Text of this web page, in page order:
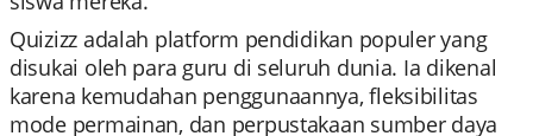
Quizizz adalah platform pendidikan populer yang
disukai oleh para guru di seluruh dunia. Ia dikenal
karena kemudahan penggunaannya, fleksibilitas
mode permainan, dan perpustakaan sumber daya